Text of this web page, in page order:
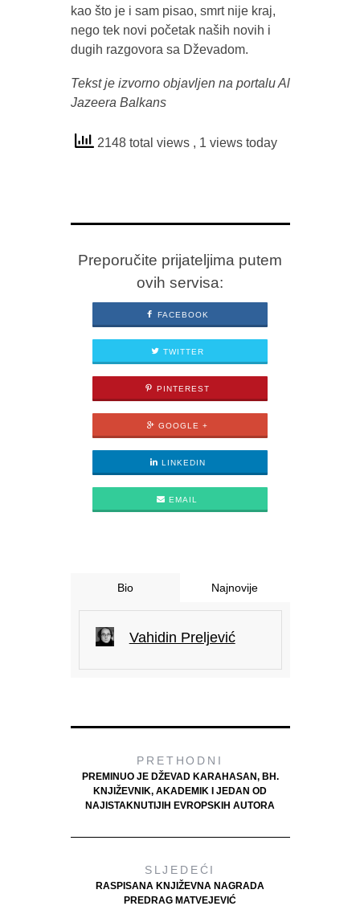
kao što je i sam pisao, smrt nije kraj,
nego tek novi početak naših novih i
dugih razgovora sa Dževadom.
Tekst je izvorno objavljen na portalu Al
Jazeera Balkans
2148 total views , 1 views today
Preporučite prijateljima putem
ovih servisa:
FACEBOOK
TWITTER
PINTEREST
GOOGLE +
LINKEDIN
EMAIL
Bio Najnovije
Vahidin Preljević
PRETHODNI
PREMINUO JE DŽEVAD KARAHASAN, BH.
KNJIŽEVNIK, AKADEMIK I JEDAN OD
NAJISTAKNUTIJIH EVROPSKIH AUTORA
SLJEDEĆI
RASPISANA KNJIŽEVNA NAGRADA
PREDRAG MATVEJEVIĆ